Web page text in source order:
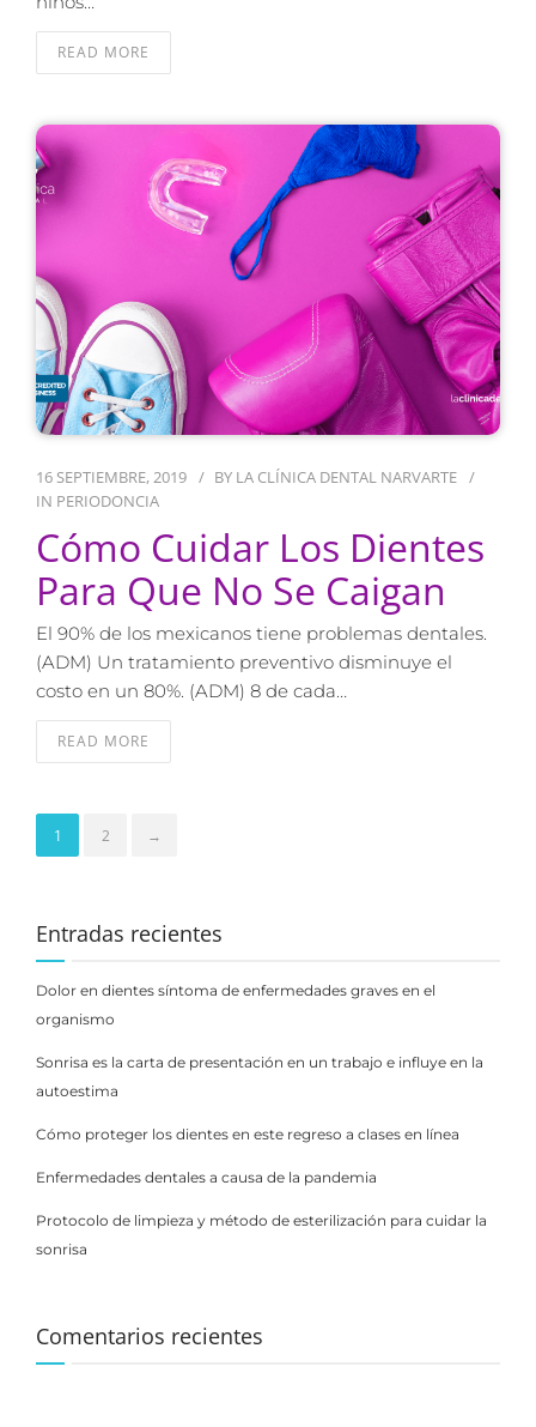
READ MORE
16 SEPTIEMBRE, 2019 BY LA CLÍNICA DENTAL NARVARTE
IN PERIODONCIA
Cómo Cuidar Los Dientes
Para Que No Se Caigan
El 90% de los mexicanos tiene problemas dentales.
(ADM) Un tratamiento preventivo disminuye el
costo en un 80%. (ADM) 8 de cada…
READ MORE
1 2 →
Entradas recientes
Dolor en dientes síntoma de enfermedades graves en el
organismo
Sonrisa es la carta de presentación en un trabajo e influye en la
autoestima
Cómo proteger los dientes en este regreso a clases en línea
Enfermedades dentales a causa de la pandemia
Protocolo de limpieza y método de esterilización para cuidar la
sonrisa
Comentarios recientes